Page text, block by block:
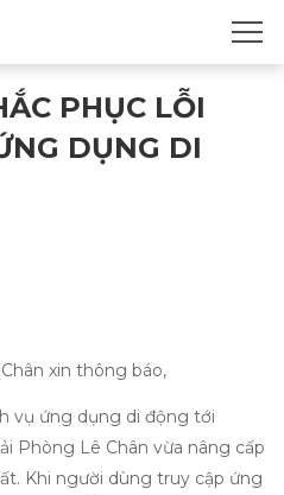
PHỤC LỖI
DỤNG DI
xin thông báo,
vụ ứng dụng di động tới
Phòng Lê Chân vừa nâng cấp
Khi người dùng truy cập ứng